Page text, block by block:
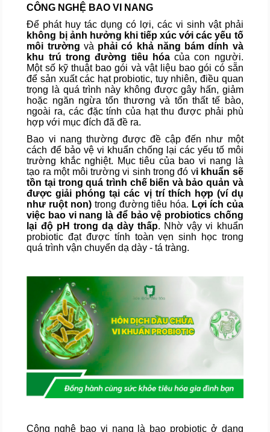
CÔNG NGHỆ BAO VI NANG
Để phát huy tác dụng có lợi, các vi sinh vật phải
không bị ảnh hưởng khi tiếp xúc với các yếu tố
môi trường và phải có khả năng bám dính và
khu trú trong đường tiêu hóacủa con người.
Một số kỹ thuật bao gói và vật liệu bao gói có sẵn
để sản xuất các hạt probiotic, tuy nhiên, điều quan
trọng là quá trình này không được gây hấn, giảm
hoặc ngăn ngừa tổn thương và tổn thất tế bào,
ngoài ra, các đặc tính của hạt thu được phải phù
hợp với mục đích đã đề ra.
Bao vi nang thường được đề cập đến như một
cách để bảo vệ vi khuẩn chống lại các yếu tố môi
trường khắc nghiệt. Mục tiêu của bao vi nang là
tạo ra một môi trường vi sinh trong đó vi khuẩn sẽ
tồn tại trong quá trình chế biến và bảo quản và
được giải phóng tại các vị trí thích hợp (ví dụ
như ruột non) trong đường tiêu hóa. Lợi ích của
việc bao vi nang là để bảo vệ probiotics chống
lại độ pH trong dạ dày thấp. Nhờ vậy vi khuẩn
probiotic đạt được tính toàn vẹn sinh học trong
quá trình vận chuyển dạ dày - tá tràng.
Công nghệ bao vi nang là bao probiotic ở dạng